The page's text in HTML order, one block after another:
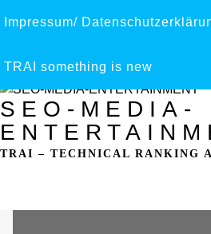
Skip
content
Impressum/
TRAI something is new
SEO-MEDIA-
TRAI – TECHNICAL RANKING